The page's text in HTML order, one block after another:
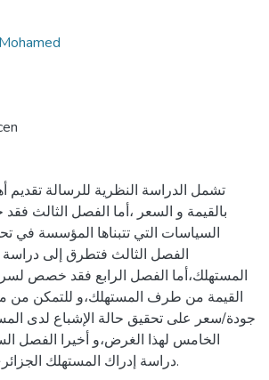
تشمل الدراسة النظرية للرسالة تقديم
بالقيمة و السعر ،أما الفصل الثالث
السياسات التي تتبناها المؤسسة في
الفصل الثالث فتطرق إلى
المستهلك،أما الفصل الرابع فقد خصص
القيمة من طرف المستهلك،و للتمكن من
جودة/سعر على تحقيق حالة الإشباع لدى
الخامس لهذا الغرض،و أخيرا الفصل
دراسة إدراك المستهلك الجزائري أثناء عملية الشراء.